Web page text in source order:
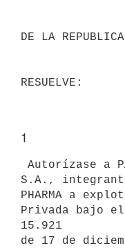
DE LA REPUBLICA
1
S.A., integrante
PHARMA a
Privada bajo
15.921
de 17 de